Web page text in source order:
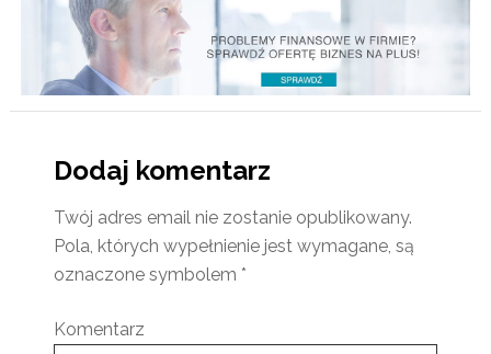
Dodaj komentarz
Twój adres email nie zostanie opublikowany.
Pola, których wypełnienie jest wymagane, są
oznaczone symbolem *
Komentarz